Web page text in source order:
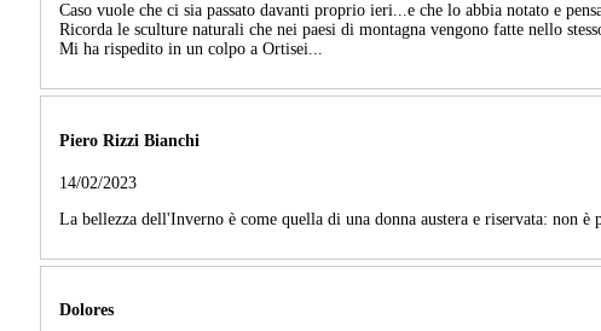
Caso vuole che ci sia passato davanti proprio ieri...e che lo abbia notato e
Ricorda le sculture naturali che nei paesi di montagna vengono fatte nello
Mi ha rispedito in un colpo a Ortisei...
Piero Rizzi Bianchi
14/02/2023
La bellezza dell'Inverno è come quella di una donna austera e riservata: non
Dolores